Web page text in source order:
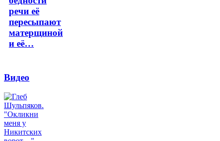
речи её
пересыпают
матерщиной
и её…
Видео